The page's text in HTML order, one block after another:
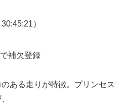
）
補欠登録
ある走りが特徴。プリンセス